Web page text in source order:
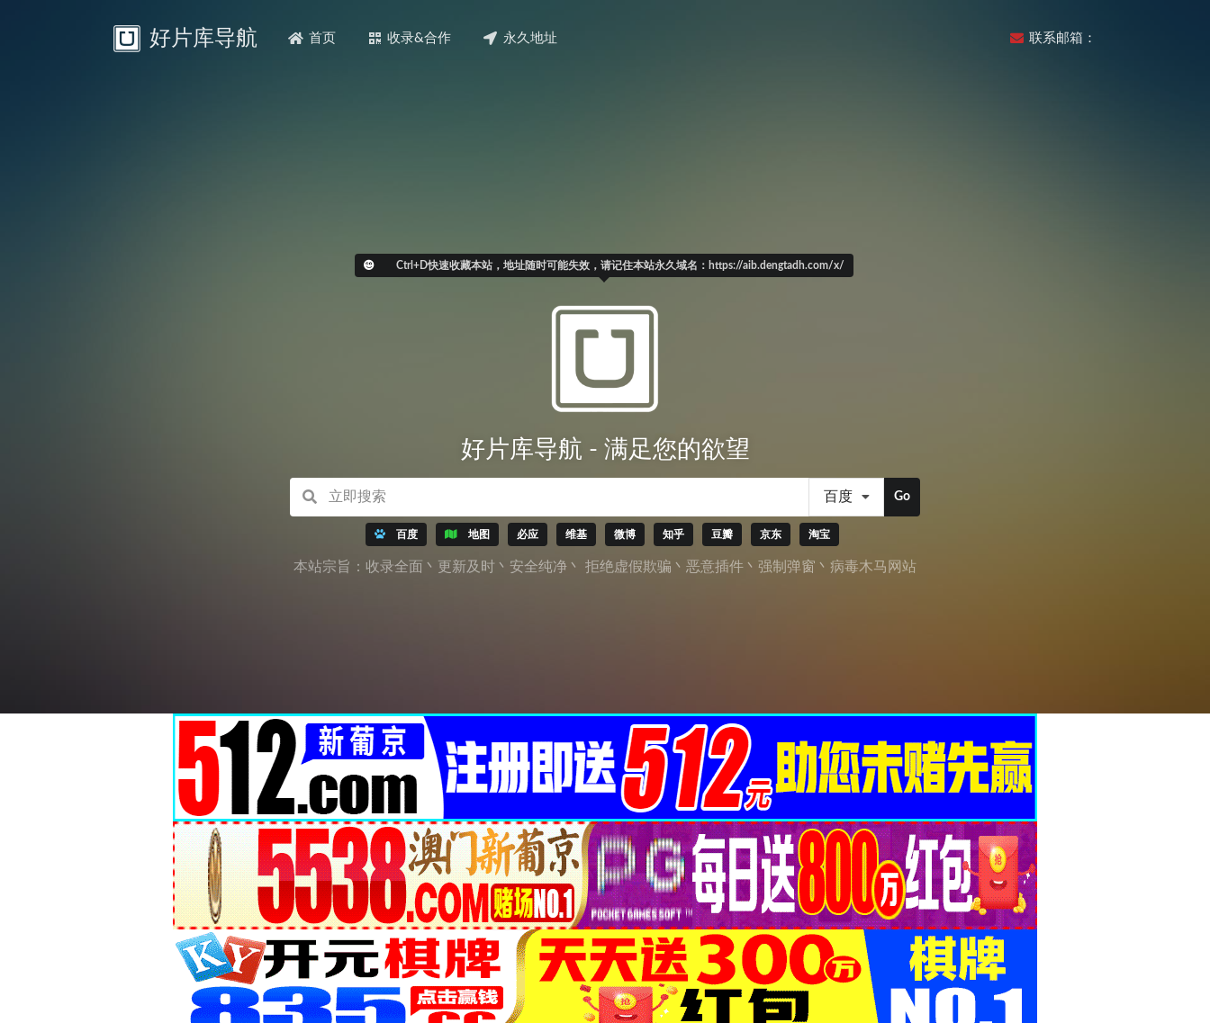
好片库导航 首页 收录&合作 永久地址 联系邮箱：
Ctrl+D快速收藏本站，地址随时可能失效，请记住本站永久域名：https://aib.dengtadh.com/x/
好片库导航 - 满足您的欲望
百度 Go
百度 地图 必应 维基 微博 知乎 豆瓣 京东 淘宝
本站宗旨：收录全面丶更新及时丶安全纯净丶 拒绝虚假欺骗丶恶意插件丶强制弹窗丶病毒木马网站